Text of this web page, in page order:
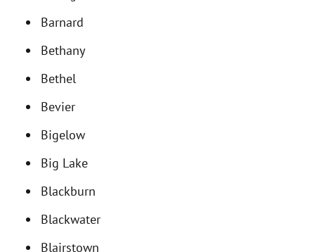
Barnard
Bethany
Bethel
Bevier
Bigelow
Big Lake
Blackburn
Blackwater
Blairstown